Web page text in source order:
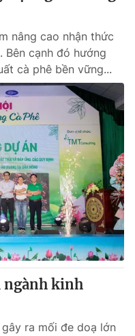
nâng cao nhận thức
cạnh đó hướng
cà phê bền vững...
ngành kinh
ra mối đe doạ lớn